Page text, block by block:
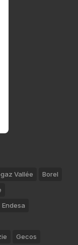
Vallée
Borel
Endesa
Gecos